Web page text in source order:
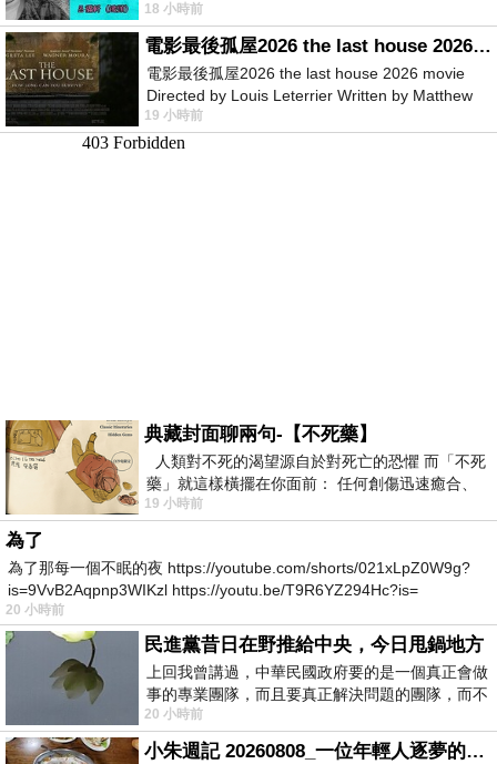
其實就是想要國庫通黨庫，鬧出最大的醜
18 小時前
電影最後孤屋2026 the last house 2026 movie
電影最後孤屋2026 the last house 2026 movie
Directed by Louis Leterrier Written by Matthew
Robinson Starring Greta Lee Wa
19 小時前
典藏封面聊兩句-【不死藥】
人類對不死的渴望源自於對死亡的恐懼 而「不死
藥」就這樣橫擺在你面前： 任何創傷迅速癒合、
停止衰老、痛覺消失…堪
19 小時前
為了
為了那每一個不眠的夜 https://youtube.com/shorts/021xLpZ0W9g?
is=9VvB2Aqpnp3WIKzl https://youtu.be/T9R6YZ294Hc?is=
20 小時前
民進黨昔日在野推給中央，今日甩鍋地方
上回我曾講過，中華民國政府要的是一個真正會做
事的專業團隊，而且要真正解決問題的團隊，而不
是只會到處甩鍋的雙標團隊，最近民進黨
20 小時前
小朱週記 20260808_一位年輕人逐夢的真實故事